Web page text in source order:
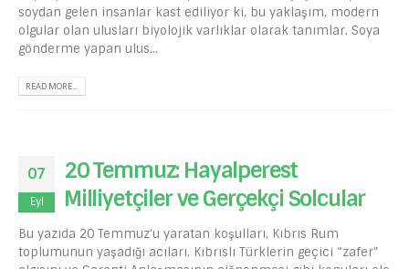
soydan gelen insanlar kast ediliyor ki, bu yaklaşım, modern
olgular olan ulusları biyolojik varlıklar olarak tanımlar. Soya
gönderme yapan ulus...
READ MORE...
07
Eyl
20 Temmuz: Hayalperest
Milliyetçiler ve Gerçekçi Solcular
Bu yazıda 20 Temmuz’u yaratan koşulları, Kıbrıs Rum
toplumunun yaşadığı acıları, Kıbrıslı Türklerin geçici “zafer”